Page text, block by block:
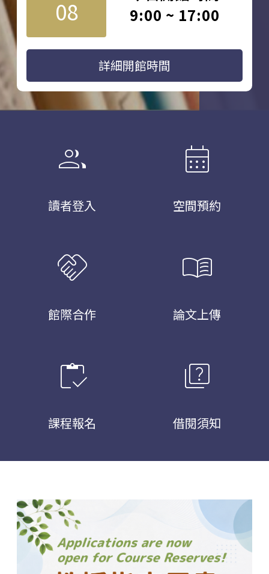
08 9:00 ~ 17:00
詳細開館時間
group
讀者登入
calendar_month
空間預約
handshake
館際合作
menu_book
論文上傳
inventory
課程報名
quiz
借閱須知